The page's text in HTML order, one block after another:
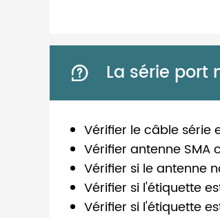
 La série port
Vérifier le câble série
Vérifier antenne SMA
Vérifier si le antenne
Vérifier si l'étiquette
Vérifier si l'étiquette